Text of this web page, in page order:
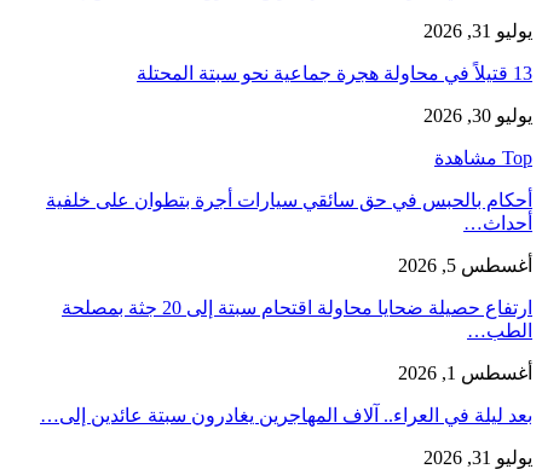
يوليو 31, 2026
13 قتيلاً في محاولة هجرة جماعية نحو سبتة المحتلة
يوليو 30, 2026
Top مشاهدة
أحكام بالحبس في حق سائقي سيارات أجرة بتطوان على خلفية
أحداث…
أغسطس 5, 2026
ارتفاع حصيلة ضحايا محاولة اقتحام سبتة إلى 20 جثة بمصلحة
الطب…
أغسطس 1, 2026
بعد ليلة في العراء.. آلاف المهاجرين يغادرون سبتة عائدين إلى…
يوليو 31, 2026